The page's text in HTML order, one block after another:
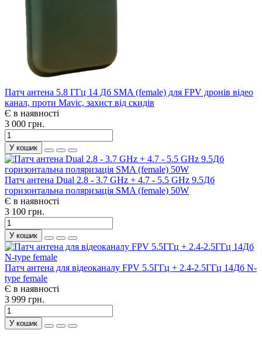
Патч антена 5.8 ГГц 14 Дб SMA (female) для FPV дронів відео
канал, проти Mavic, захист від скидів
Є в наявності
3 000 грн.
У кошик
Патч антена Dual 2.8 - 3.7 GHz + 4.7 - 5.5 GHz 9.5Дб
горизонтальна поляризація SMA (female) 50W
Є в наявності
3 100 грн.
У кошик
Патч антена для відеоканалу FPV 5.5ГГц + 2.4-2.5ГГц 14Дб N-
type female
Є в наявності
3 999 грн.
У кошик